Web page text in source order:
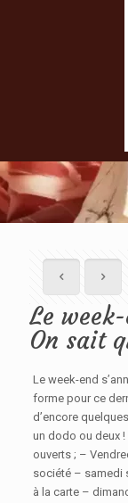
Le
On sait
Le week-end
forme pour ce
d’encore
un dodo ou deux
ouverts ; –
société – samedi
à la carte –